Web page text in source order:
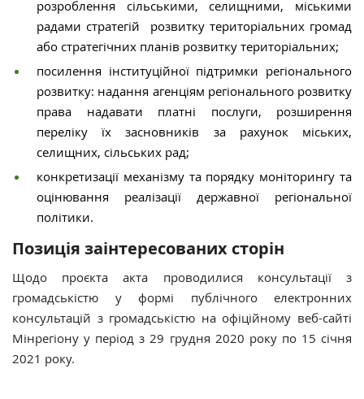
розроблення сільськими, селищними, міськими
радами стратегій розвитку територіальних громад
або стратегічних планів розвитку територіальних;
посилення інституційної підтримки регіонального
розвитку: надання агенціям регіонального розвитку
права надавати платні послуги, розширення
переліку їх засновників за рахунок міських,
селищних, сільських рад;
конкретизації механізму та порядку моніторингу та
оцінювання реалізації державної регіональної
політики.
Позиція заінтересованих сторін
Щодо проєкта акта проводилися консультації з
громадськістю у формі публічного електронних
консультацій з громадськістю на офіційному веб-сайті
Мінрегіону у період з 29 грудня 2020 року по 15 січня
2021 року.